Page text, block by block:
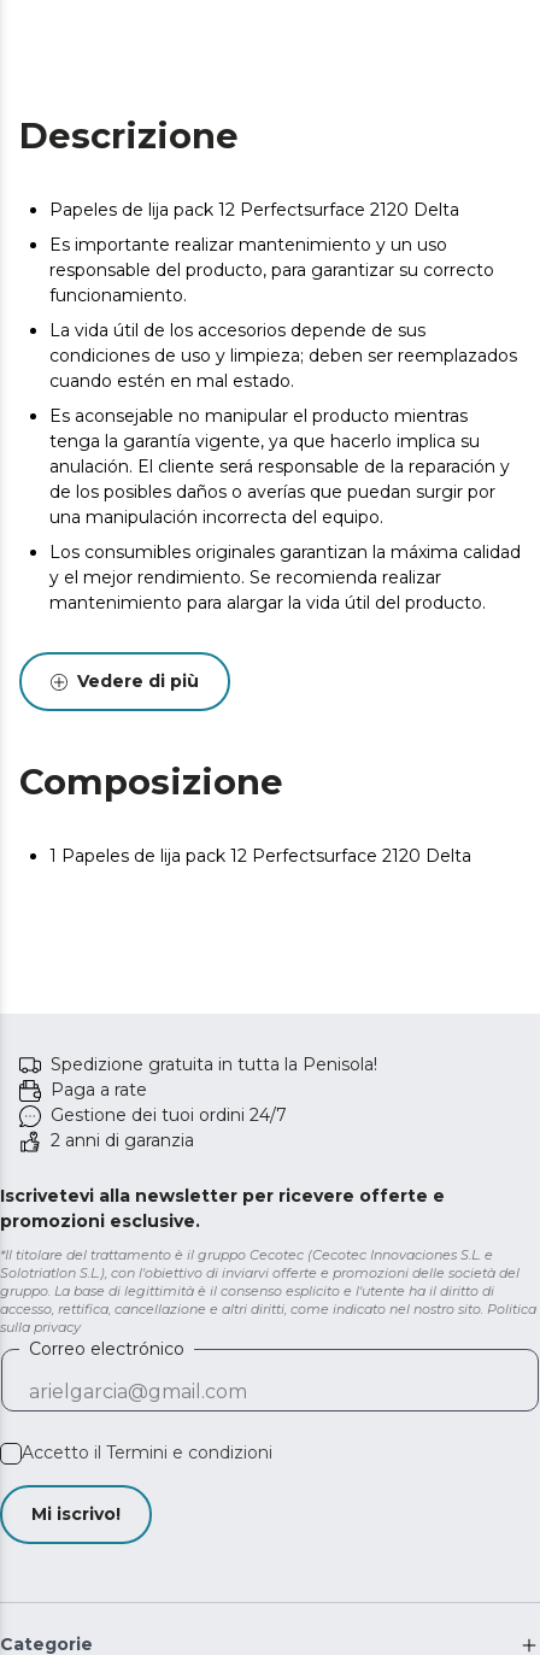
Descrizione
Papeles de lija pack 12 Perfectsurface 2120 Delta
Es importante realizar mantenimiento y un uso
responsable del producto, para garantizar su correcto
funcionamiento.
La vida útil de los accesorios depende de sus
condiciones de uso y limpieza; deben ser reemplazados
cuando estén en mal estado.
Es aconsejable no manipular el producto mientras
tenga la garantía vigente, ya que hacerlo implica su
anulación. El cliente será responsable de la reparación y
de los posibles daños o averías que puedan surgir por
una manipulación incorrecta del equipo.
Los consumibles originales garantizan la máxima calidad
y el mejor rendimiento. Se recomienda realizar
mantenimiento para alargar la vida útil del producto.
Vedere di più
Composizione
1 Papeles de lija pack 12 Perfectsurface 2120 Delta
Spedizione gratuita in tutta la Penisola!
Paga a rate
Gestione dei tuoi ordini 24/7
2 anni di garanzia
Iscrivetevi alla newsletter per ricevere offerte e
promozioni esclusive.
*Il titolare del trattamento è il gruppo Cecotec (Cecotec Innovaciones S.L. e
Solotriatlon S.L.), con l'obiettivo di inviarvi offerte e promozioni delle società del
gruppo. La base di legittimità è il consenso esplicito e l'utente ha il diritto di
accesso, rettifica, cancellazione e altri diritti, come indicato nel nostro sito. Politica
sulla privacy
Correo electrónico
Accetto il Termini e condizioni
Mi iscrivo!
Categorie